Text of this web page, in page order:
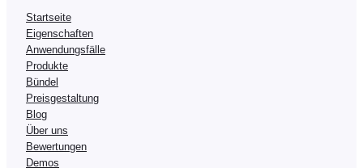
Startseite
Eigenschaften
Anwendungsfälle
Produkte
Bündel
Preisgestaltung
Blog
Über uns
Bewertungen
Demos